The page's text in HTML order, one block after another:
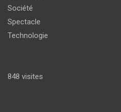
Société
Spectacle
Technologie
848 visites